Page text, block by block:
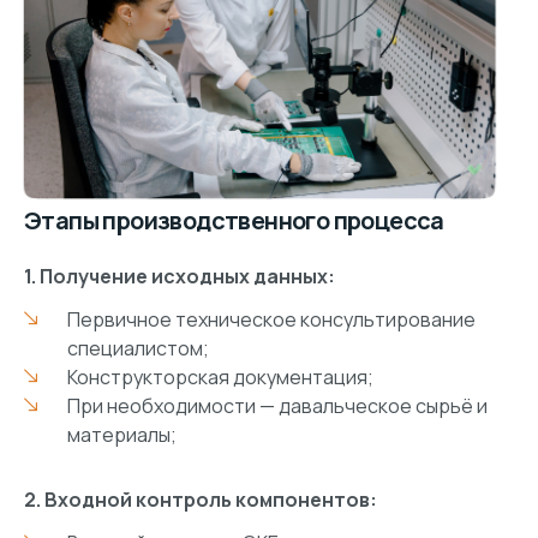
Этапы производственного процесса
1. Получение исходных данных:
Первичное техническое консультирование
специалистом;
Конструкторская документация;
При необходимости — давальческое сырьё и
материалы;
2. Входной контроль компонентов: